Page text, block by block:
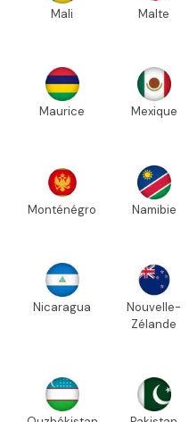
Mali Malte
Maurice Mexique
Monténégro Namibie
Nicaragua
Nouvelle-
Zélande